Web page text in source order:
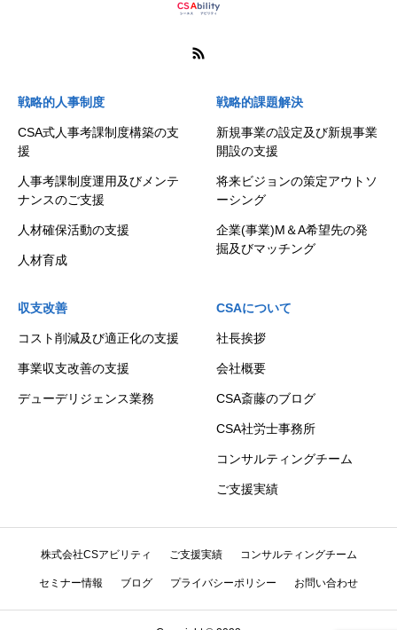
戦略的人事制度
CSA式人事考課制度構築の支
援
人事考課制度運用及びメンテ
ナンスのご支援
人材確保活動の支援
人材育成
戦略的課題解決
新規事業の設定及び新規事業
開設の支援
将来ビジョンの策定アウトソ
ーシング
企業(事業)M＆A希望先の発
掘及びマッチング
収支改善
コスト削減及び適正化の支援
事業収支改善の支援
デューデリジェンス業務
CSAについて
社長挨拶
会社概要
CSA斎藤のブログ
CSA社労士事務所
コンサルティングチーム
ご支援実績
株式会社CSアビリティ ご支援実績 コンサルティングチーム
セミナー情報 ブログ プライバシーポリシー お問い合わせ